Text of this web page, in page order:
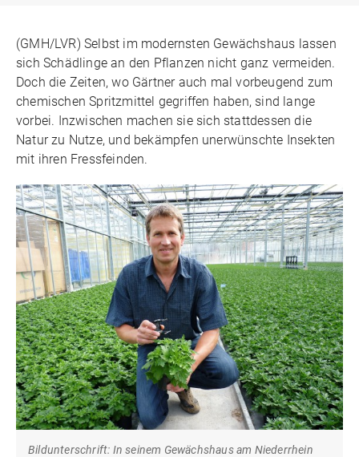
(GMH/LVR) Selbst im modernsten Gewächshaus lassen
sich Schädlinge an den Pflanzen nicht ganz vermeiden.
Doch die Zeiten, wo Gärtner auch mal vorbeugend zum
chemischen Spritzmittel gegriffen haben, sind lange
vorbei. Inzwischen machen sie sich stattdessen die
Natur zu Nutze, und bekämpfen unerwünschte Insekten
mit ihren Fressfeinden.
Bildunterschrift: In seinem Gewächshaus am Niederrhein